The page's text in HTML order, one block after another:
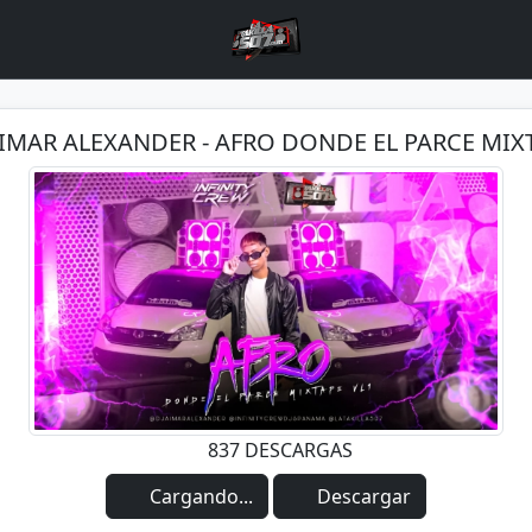
ALEXANDER - AFRO DONDE EL PARCE
837 DESCARGAS
Cargando...
Descargar